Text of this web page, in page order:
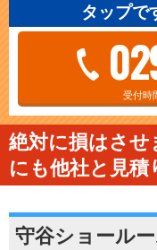
タップで
受付時
絶対に損はさ
にも他社と見積
守谷ショール